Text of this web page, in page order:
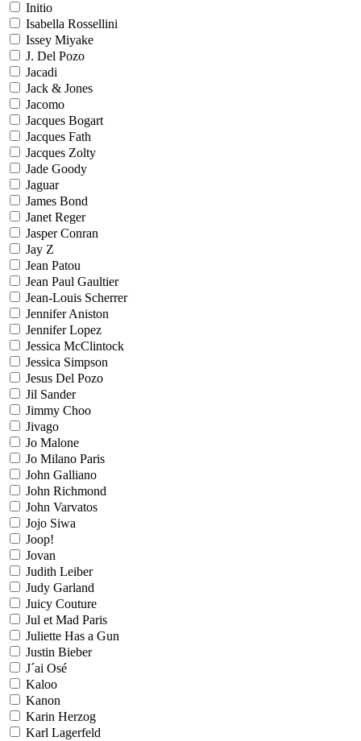
Initio
Isabella Rossellini
Issey Miyake
J. Del Pozo
Jacadi
Jack & Jones
Jacomo
Jacques Bogart
Jacques Fath
Jacques Zolty
Jade Goody
Jaguar
James Bond
Janet Reger
Jasper Conran
Jay Z
Jean Patou
Jean Paul Gaultier
Jean-Louis Scherrer
Jennifer Aniston
Jennifer Lopez
Jessica McClintock
Jessica Simpson
Jesus Del Pozo
Jil Sander
Jimmy Choo
Jivago
Jo Malone
Jo Milano Paris
John Galliano
John Richmond
John Varvatos
Jojo Siwa
Joop!
Jovan
Judith Leiber
Judy Garland
Juicy Couture
Jul et Mad Paris
Juliette Has a Gun
Justin Bieber
J´ai Osé
Kaloo
Kanon
Karin Herzog
Karl Lagerfeld